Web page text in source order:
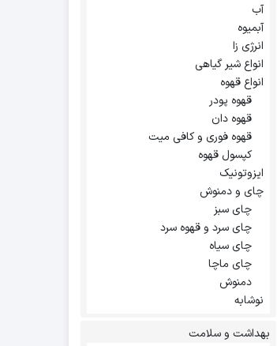
آب
آبمیوه
انرژی زا
انواع شیر گیاهی
انواع قهوه
قهوه پودر
قهوه دان
قهوه فوری و کافی میت
کپسول قهوه
ایزوتونیک
چای و دمنوش
چای سبز
چای سرد و قهوه سرد
چای سیاه
چای ماچا
دمنوش
نوشابه
بهداشت و سلامت